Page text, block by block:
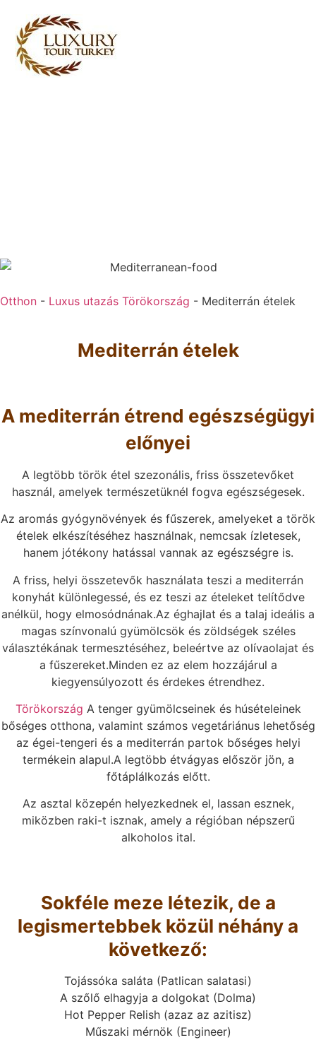
Otthon - Luxus utazás Törökország - Mediterrán ételek
Mediterrán ételek
A mediterrán étrend egészségügyi
előnyei
A legtöbb török étel szezonális, friss összetevőket
használ, amelyek természetüknél fogva egészségesek.
Az aromás gyógynövények és fűszerek, amelyeket a török
ételek elkészítéséhez használnak, nemcsak ízletesek,
hanem jótékony hatással vannak az egészségre is.
A friss, helyi összetevők használata teszi a mediterrán
konyhát különlegessé, és ez teszi az ételeket telítődve
anélkül, hogy elmosódnának.Az éghajlat és a talaj ideális a
magas színvonalú gyümölcsök és zöldségek széles
választékának termesztéséhez, beleértve az olívaolajat és
a fűszereket.Minden ez az elem hozzájárul a
kiegyensúlyozott és érdekes étrendhez.
Törökország A tenger gyümölcseinek és húsételeinek
bőséges otthona, valamint számos vegetáriánus lehetőség
az égei-tengeri és a mediterrán partok bőséges helyi
termékein alapul.A legtöbb étvágyas először jön, a
főtáplálkozás előtt.
Az asztal közepén helyezkednek el, lassan esznek,
miközben raki-t isznak, amely a régióban népszerű
alkoholos ital.
Sokféle meze létezik, de a
legismertebbek közül néhány a
következő:
Tojássóka saláta (Patlican salatasi)
A szőlő elhagyja a dolgokat (Dolma)
Hot Pepper Relish (azaz az azitisz)
Műszaki mérnök (Engineer)